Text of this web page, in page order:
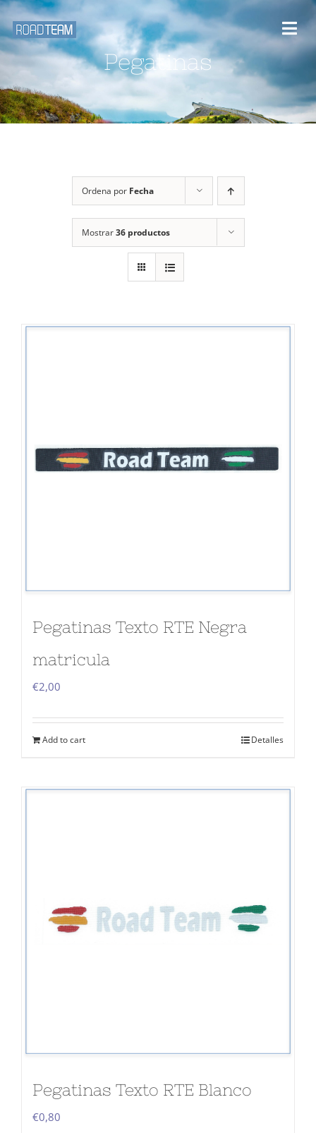
Saltar
al
contenido
Blog
Eventos
Galería Multimedia
Pegatinas
Ordena por Fecha
Mostrar36 productos
Pegatinas Texto RTE Negra
matricula
€2,00
Add to cart Detalles
Pegatinas Texto RTE Blanco
€0,80